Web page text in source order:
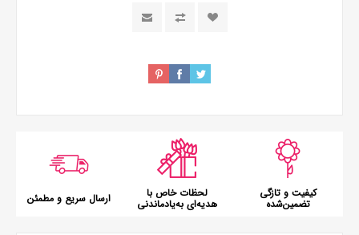
کیفیت و تازگی
تضمین‌شده
لحظات خاص با
هدیه‌ای به‌یادماندنی ارسال سریع و مطمئن